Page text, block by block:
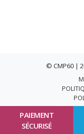
PAIEMENT
SÉCURISÉ
© CMP60 |